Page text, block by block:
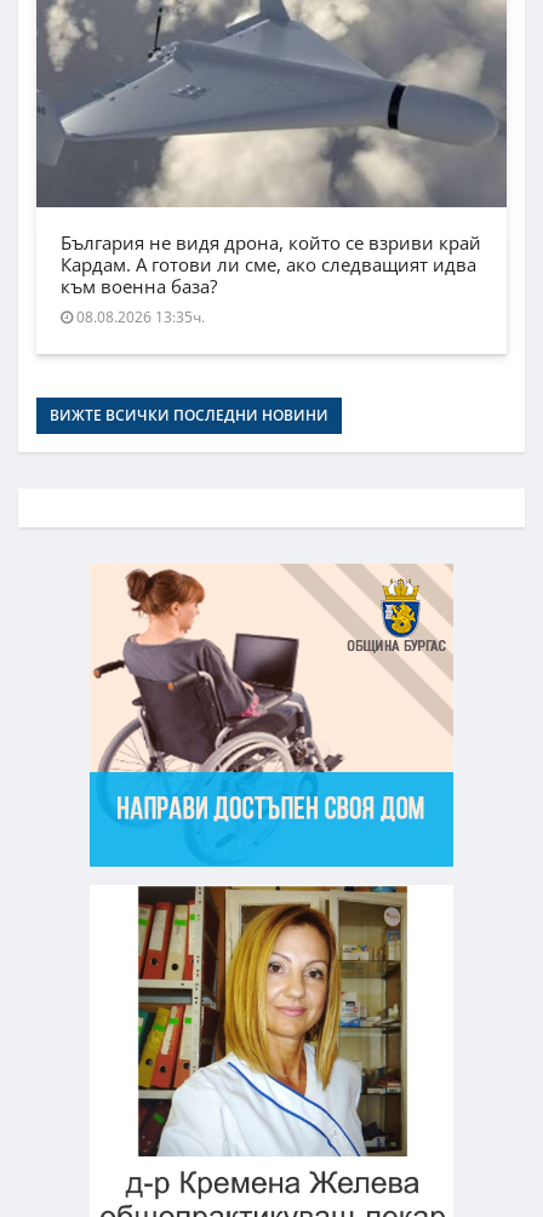
България не видя дрона, който се взриви край
Кардам. А готови ли сме, ако следващият идва
към военна база?
08.08.2026 13:35ч.
ВИЖТЕ ВСИЧКИ ПОСЛЕДНИ НОВИНИ